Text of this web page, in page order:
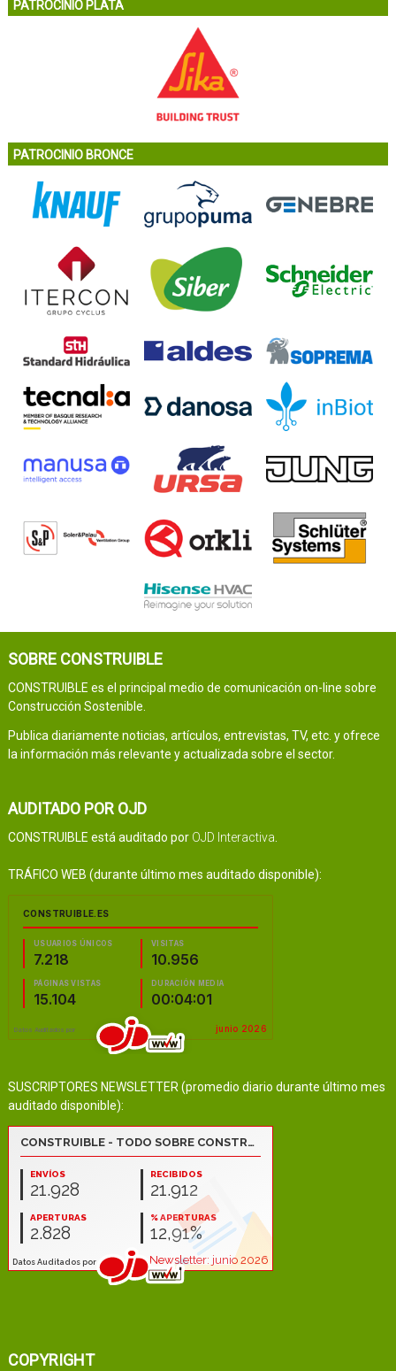
PATROCINIO PLATA
PATROCINIO BRONCE
SOBRE CONSTRUIBLE
CONSTRUIBLE es el principal medio de comunicación on-line sobre
Construcción Sostenible.
Publica diariamente noticias, artículos, entrevistas, TV, etc. y ofrece
la información más relevante y actualizada sobre el sector.
AUDITADO POR OJD
CONSTRUIBLE está auditado por OJD Interactiva
TRÁFICO WEB (durante último mes auditado disponible):
SUSCRIPTORES NEWSLETTER (promedio diario durante último mes
auditado disponible):
COPYRIGHT